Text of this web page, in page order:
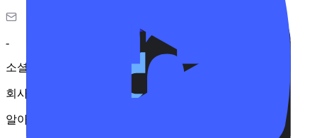
-
소셜
회사가 정보를 업데이트하지 않았습니다.
알아가기 Apps-for-money-transfer.com